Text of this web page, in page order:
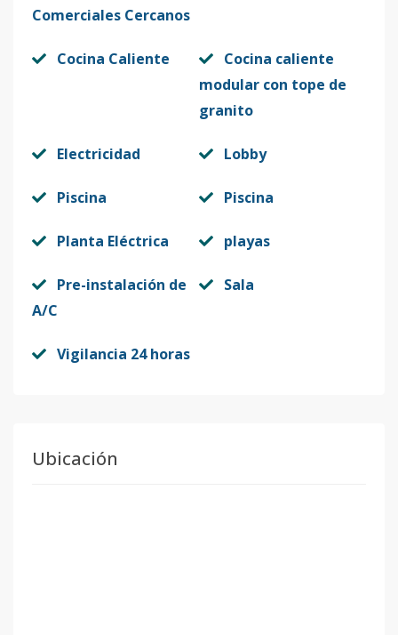
Comerciales Cercanos
Cocina Caliente
Cocina caliente
modular con tope de
granito
Electricidad Lobby
Piscina Piscina
Planta Eléctrica playas
Pre-instalación de
A/C
Sala
Vigilancia 24 horas
Ubicación